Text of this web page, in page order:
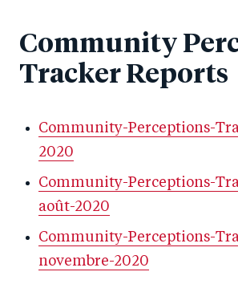
Community
Tracker Reports
Community-Perceptions-
2020
Community-Perceptions-
août-2020
Community-Perceptions-
novembre-2020